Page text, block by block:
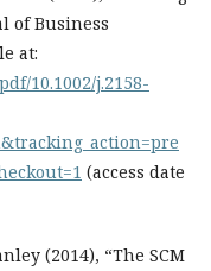
of Business
at:
10.1002/j.2158-
(access date
(2014), “The SCM